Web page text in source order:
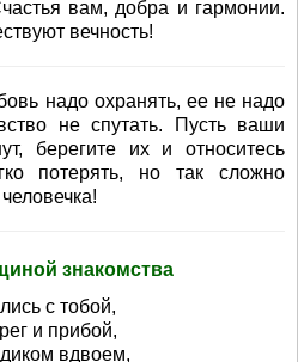
вам, добра и гармонии.
вечность!
надо охранять, ее не надо
не спутать. Пусть ваши
берегите их и относитесь
потерять, но так сложно
знакомства
с тобой,
и прибой,
вдвоем,